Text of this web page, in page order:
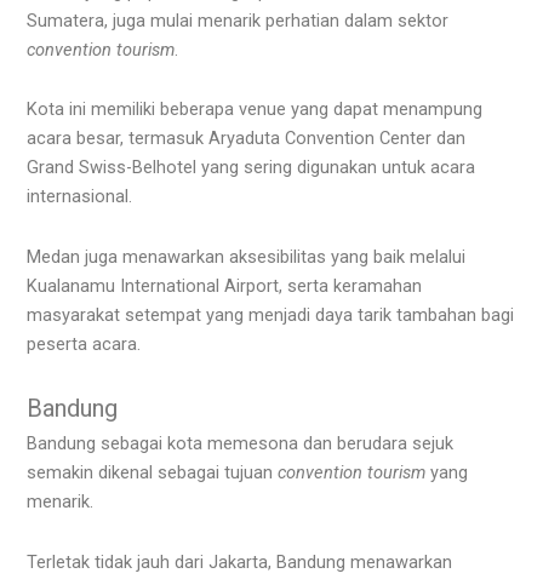
Sumatera, juga mulai menarik perhatian dalam sektor
convention tourism.
Kota ini memiliki beberapa venue yang dapat menampung
acara besar, termasuk Aryaduta Convention Center dan
Grand Swiss-Belhotel yang sering digunakan untuk acara
internasional.
Medan juga menawarkan aksesibilitas yang baik melalui
Kualanamu International Airport, serta keramahan
masyarakat setempat yang menjadi daya tarik tambahan bagi
peserta acara.
Bandung
Bandung sebagai kota memesona dan berudara sejuk
semakin dikenal sebagai tujuanconvention tourism yang
menarik.
Terletak tidak jauh dari Jakarta, Bandung menawarkan